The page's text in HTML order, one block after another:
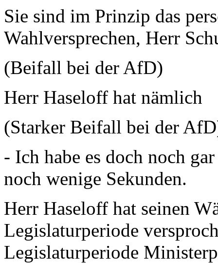
Sie sind im Prinzip das
Wahlversprechen, Herr
(Beifall bei der AfD)
Herr Haseloff hat
(Starker Beifall bei der
- Ich habe es doch noch
noch wenige Sekunden.
Herr Haseloff hat seinen
Legislaturperiode
Legislaturperiode